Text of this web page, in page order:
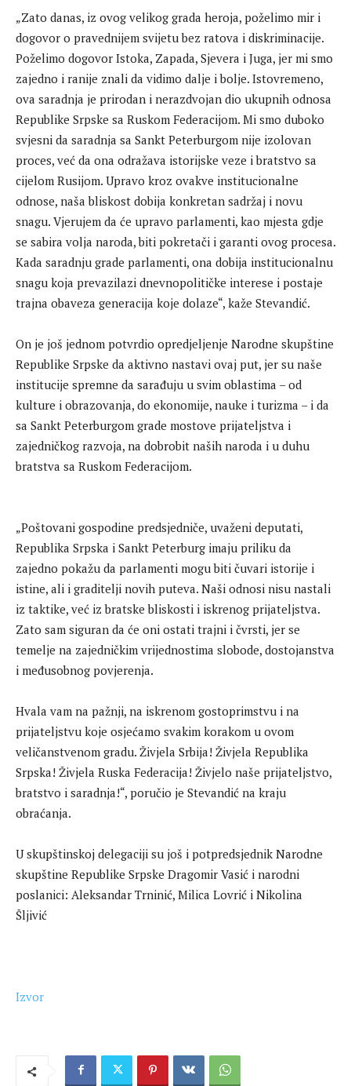
„Zato danas, iz ovog velikog grada heroja, poželimo mir i
dogovor o pravednijem svijetu bez ratova i diskriminacije.
Poželimo dogovor Istoka, Zapada, Sjevera i Juga, jer mi smo
zajedno i ranije znali da vidimo dalje i bolje. Istovremeno,
ova saradnja je prirodan i nerazdvojan dio ukupnih odnosa
Republike Srpske sa Ruskom Federacijom. Mi smo duboko
svjesni da saradnja sa Sankt Peterburgom nije izolovan
proces, već da ona odražava istorijske veze i bratstvo sa
cijelom Rusijom. Upravo kroz ovakve institucionalne
odnose, naša bliskost dobija konkretan sadržaj i novu
snagu. Vjerujem da će upravo parlamenti, kao mjesta gdje
se sabira volja naroda, biti pokretači i garanti ovog procesa.
Kada saradnju grade parlamenti, ona dobija institucionalnu
snagu koja prevazilazi dnevnopolitičke interese i postaje
trajna obaveza generacija koje dolaze“, kaže Stevandić.
On je još jednom potvrdio opredjeljenje Narodne skupštine
Republike Srpske da aktivno nastavi ovaj put, jer su naše
institucije spremne da sarađuju u svim oblastima – od
kulture i obrazovanja, do ekonomije, nauke i turizma – i da
sa Sankt Peterburgom grade mostove prijateljstva i
zajedničkog razvoja, na dobrobit naših naroda i u duhu
bratstva sa Ruskom Federacijom.
„Poštovani gospodine predsjedniče, uvaženi deputati,
Republika Srpska i Sankt Peterburg imaju priliku da
zajedno pokažu da parlamenti mogu biti čuvari istorije i
istine, ali i graditelji novih puteva. Naši odnosi nisu nastali
iz taktike, već iz bratske bliskosti i iskrenog prijateljstva.
Zato sam siguran da će oni ostati trajni i čvrsti, jer se
temelje na zajedničkim vrijednostima slobode, dostojanstva
i međusobnog povjerenja.
Hvala vam na pažnji, na iskrenom gostoprimstvu i na
prijateljstvu koje osjećamo svakim korakom u ovom
veličanstvenom gradu. Živjela Srbija! Živjela Republika
Srpska! Živjela Ruska Federacija! Živjelo naše prijateljstvo,
bratstvo i saradnja!“, poručio je Stevandić na kraju
obraćanja.
U skupštinskoj delegaciji su još i potpredsjednik Narodne
skupštine Republike Srpske Dragomir Vasić i narodni
poslanici: Aleksandar Trninić, Milica Lovrić i Nikolina
Šljivić
Izvor